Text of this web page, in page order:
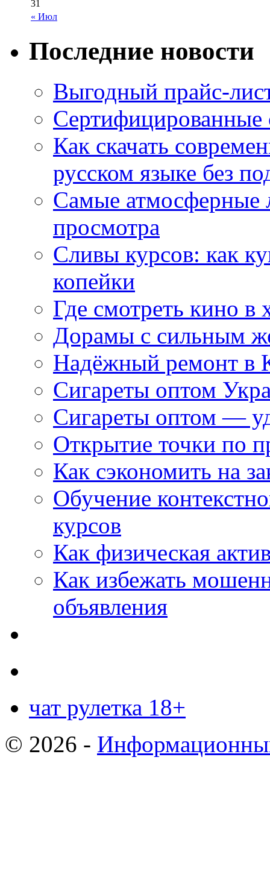
« Июл
31
Последние новости
Выгодный прайс-
Как скачать
русском языке без
Самые атмосферные
просмотра
Сливы курсов: как
копейки
Где смотреть кино в
Дорамы с сильным
Надёжный ремонт в
Сигареты оптом
Сигареты оптом —
Открытие точки по
Как сэкономить на
Обучение
курсов
Как физическая
Как избежать
объявления
чат рулетка 18+
© 2026 -